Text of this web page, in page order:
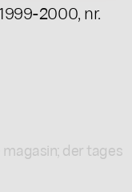
2000, nr.
der tages